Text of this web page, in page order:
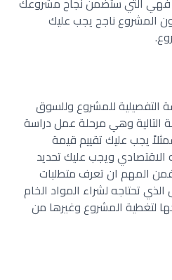
المشروع ناجح يجب عليك
التفصيلية للمشروع وللسوق
التالية وهي مرحلة عمل دراسة
يجب عليك تقييم قيمة
ويجب عليك تحديد
فمن المهم ان تعرف متطلبات
تحتاجه لشراء المواد الخام
لتغطية المشروع وغيرها من